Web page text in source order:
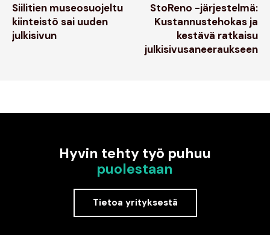
Siilitien museosuojeltu
kiinteistö sai uuden
julkisivun
StoReno -järjestelmä:
Kustannustehokas ja
kestävä ratkaisu
julkisivusaneeraukseen
Hyvin tehty työ puhuu
puolestaan
Tietoa yrityksestä